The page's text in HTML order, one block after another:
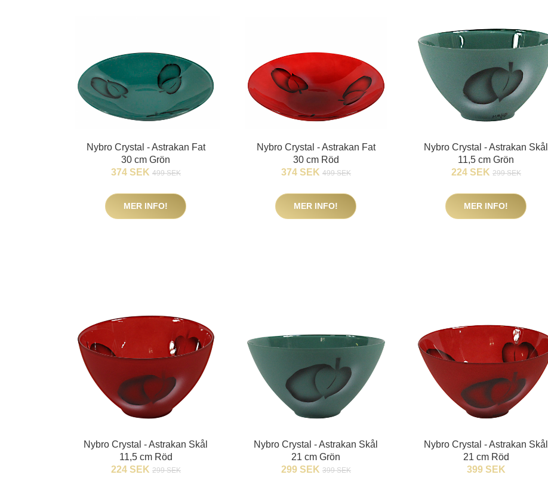
Nybro Crystal - Astrakan Fat
30 cm Grön
374 SEK 499 SEK
MER INFO!
Nybro Crystal - Astrakan Fat
30 cm Röd
374 SEK 499 SEK
MER INFO!
Nybro Crystal - Astrakan Skål
11,5 cm Grön
224 SEK 299 SEK
MER INFO!
Nybro Crystal - Astrakan Skål
11,5 cm Röd
224 SEK 299 SEK
Nybro Crystal - Astrakan Skål
21 cm Grön
299 SEK 399 SEK
Nybro Crystal - Astrakan Skål
21 cm Röd
399 SEK